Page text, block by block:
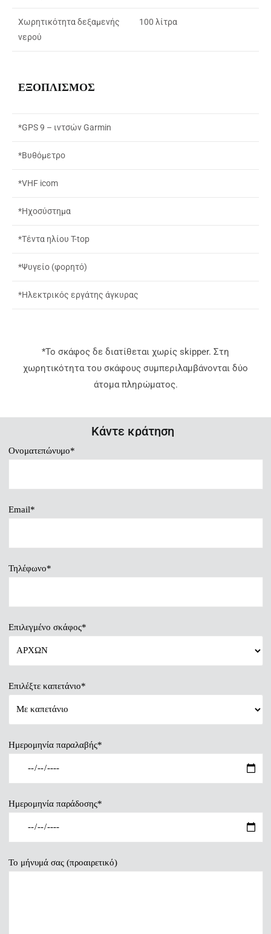
Χωρητικότητα δεξαμενής
νερού
100 λίτρα
ΕΞΟΠΛΙΣΜΟΣ
*GPS 9 – ιντσώνGarmin
*Βυθόμετρο
*VHF icom
*Ηχοσύστημα
*Τέντα ηλίου T-top
*Ψυγείο (φορητό)
*Ηλεκτρικός εργάτης άγκυρας
*Το σκάφος δε διατίθεται χωρίς skipper. Στη
χωρητικότητα του σκάφους συμπεριλαμβάνονται δύο
άτομα πληρώματος.
Κάντε κράτηση
Ονοματεπώνυμο*
Email*
Τηλέφωνο*
Επιλεγμένο σκάφος*
Επιλέξτε καπετάνιο*
Ημερομηνία παραλαβής*
Ημερομηνία παράδοσης*
Το μήνυμά σας (προαιρετικό)